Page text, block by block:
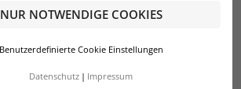
NUR NOTWENDIGE COOKIES
Benutzerdefinierte Cookie Einstellungen
Datenschutz Impressum